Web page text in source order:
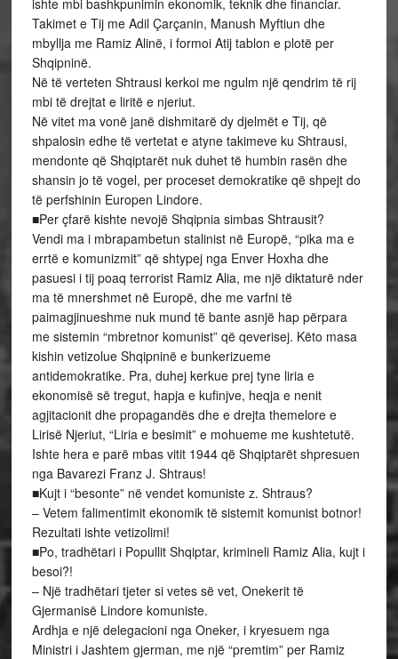
ishte mbi bashkpunimin ekonomik, teknik dhe financiar.
Takimet e Tij me Adil Çarçanin, Manush Myftiun dhe
mbyllja me Ramiz Alinë, i formoi Atij tablon e plotë per
Shqipninë.
Në të verteten Shtrausi kerkoi me ngulm një qendrim të rij
mbi të drejtat e liritë e njeriut.
Në vitet ma vonë janë dishmitarë dy djelmët e Tij, që
shpalosin edhe të vertetat e atyne takimeve ku Shtrausi,
mendonte që Shqiptarët nuk duhet të humbin rasën dhe
shansin jo të vogel, per proceset demokratike që shpejt do
të perfshinin Europen Lindore.
■Per çfarë kishte nevojë Shqipnia simbas Shtrausit?
Vendi ma i mbrapambetun stalinist në Europë, “pika ma e
errtë e komunizmit” që shtypej nga Enver Hoxha dhe
pasuesi i tij poaq terrorist Ramiz Alia, me një diktaturë nder
ma të mnershmet në Europë, dhe me varfni të
paimagjinueshme nuk mund të bante asnjë hap përpara
me sistemin “mbretnor komunist” që qeverisej. Këto masa
kishin vetizolue Shqipninë e bunkerizueme
antidemokratike. Pra, duhej kerkue prej tyne liria e
ekonomisë së tregut, hapja e kufinjve, heqja e nenit
agjitacionit dhe propagandës dhe e drejta themelore e
Lirisë Njeriut, “Liria e besimit” e mohueme me kushtetutë.
Ishte hera e parë mbas vitit 1944 që Shqiptarët shpresuen
nga Bavarezi Franz J. Shtraus!
■Kujt i “besonte” në vendet komuniste z. Shtraus?
– Vetem falimentimit ekonomik të sistemit komunist botnor!
Rezultati ishte vetizolimi!
■Po, tradhëtari i Popullit Shqiptar, krimineli Ramiz Alia, kujt i
besoi?!
– Një tradhëtari tjeter si vetes së vet, Onekerit të
Gjermanisë Lindore komuniste.
Ardhja e një delegacioni nga Oneker, i kryesuem nga
Ministri i Jashtem gjerman, me një “premtim” per Ramiz